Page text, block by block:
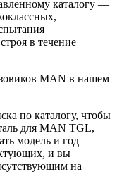
каталогу —
в течение
MAN в нашем
по каталогу, чтобы
для MAN TGL,
модель и год
и вы
на